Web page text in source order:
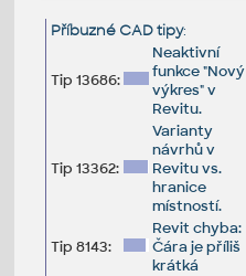
Příbuzné CAD tipy:
Tip 13686:
Neaktivní
funkce "Nový
výkres" v
Revitu.
Tip 13362:
Varianty
návrhů v
Revitu vs.
hranice
místností.
Tip 8143:
Revit chyba:
Čára je příliš
krátká